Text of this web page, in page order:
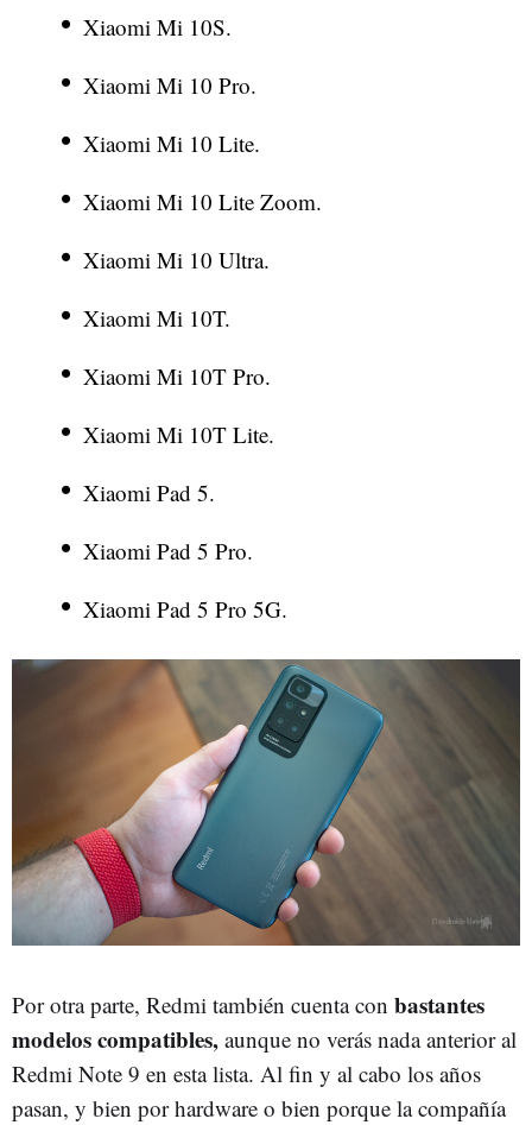
Xiaomi Mi 10S.
Xiaomi Mi 10 Pro.
Xiaomi Mi 10 Lite.
Xiaomi Mi 10 Lite Zoom.
Xiaomi Mi 10 Ultra.
Xiaomi Mi 10T.
Xiaomi Mi 10T Pro.
Xiaomi Mi 10T Lite.
Xiaomi Pad 5.
Xiaomi Pad 5 Pro.
Xiaomi Pad 5 Pro 5G.
Por otra parte, Redmi también cuenta con bastantes
modelos compatibles, aunque no verás nada anterior al
Redmi Note 9 en esta lista. Al fin y al cabo los años
pasan, y bien por hardware o bien porque la compañía